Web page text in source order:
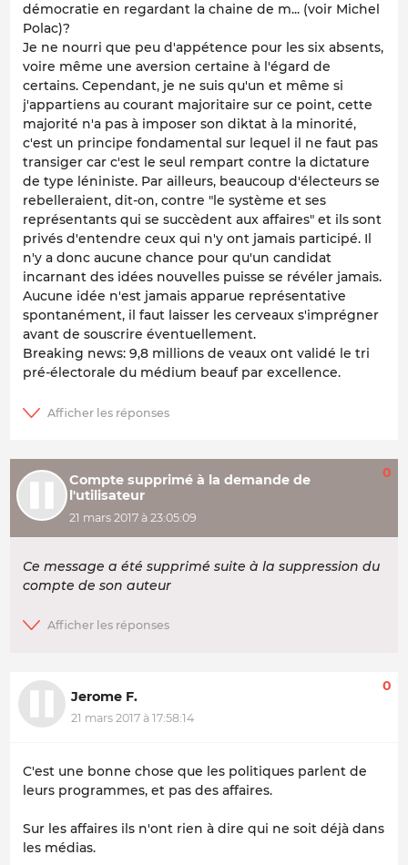
démocratie en regardant la chaine de m... (voir Michel
Polac)?
Je ne nourri que peu d'appétence pour les six absents,
voire même une aversion certaine à l'égard de
certains. Cependant, je ne suis qu'un et même si
j'appartiens au courant majoritaire sur ce point, cette
majorité n'a pas à imposer son diktat à la minorité,
c'est un principe fondamental sur lequel il ne faut pas
transiger car c'est le seul rempart contre la dictature
de type léniniste. Par ailleurs, beaucoup d'électeurs se
rebelleraient, dit-on, contre "le système et ses
représentants qui se succèdent aux affaires" et ils sont
privés d'entendre ceux qui n'y ont jamais participé. Il
n'y a donc aucune chance pour qu'un candidat
incarnant des idées nouvelles puisse se révéler jamais.
Aucune idée n'est jamais apparue représentative
spontanément, il faut laisser les cerveaux s'imprégner
avant de souscrire éventuellement.
Breaking news: 9,8 millions de veaux ont validé le tri
pré-électorale du médium beauf par excellence.
Compte supprimé à la demande de
l'utilisateur
21 mars 2017 à 23:05:09
0
Ce message a été supprimé suite à la suppression du
compte de son auteur
Jerome F.
21 mars 2017 à 17:58:14
0
C'est une bonne chose que les politiques parlent de
leurs programmes, et pas des affaires.
Sur les affaires ils n'ont rien à dire qui ne soit déjà dans
les médias.